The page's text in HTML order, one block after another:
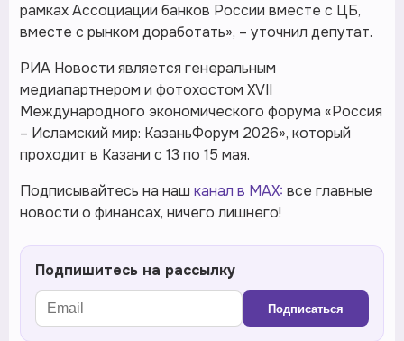
рамках Ассоциации банков России вместе с ЦБ,
вместе с рынком доработать», – уточнил депутат.
РИА Новости является генеральным
медиапартнером и фотохостом XVII
Международного экономического форума «Россия
– Исламский мир: КазаньФорум 2026», который
проходит в Казани с 13 по 15 мая.
Подписывайтесь на наш канал в MAX: все главные
новости о финансах, ничего лишнего!
Подпишитесь на рассылку
Подписаться